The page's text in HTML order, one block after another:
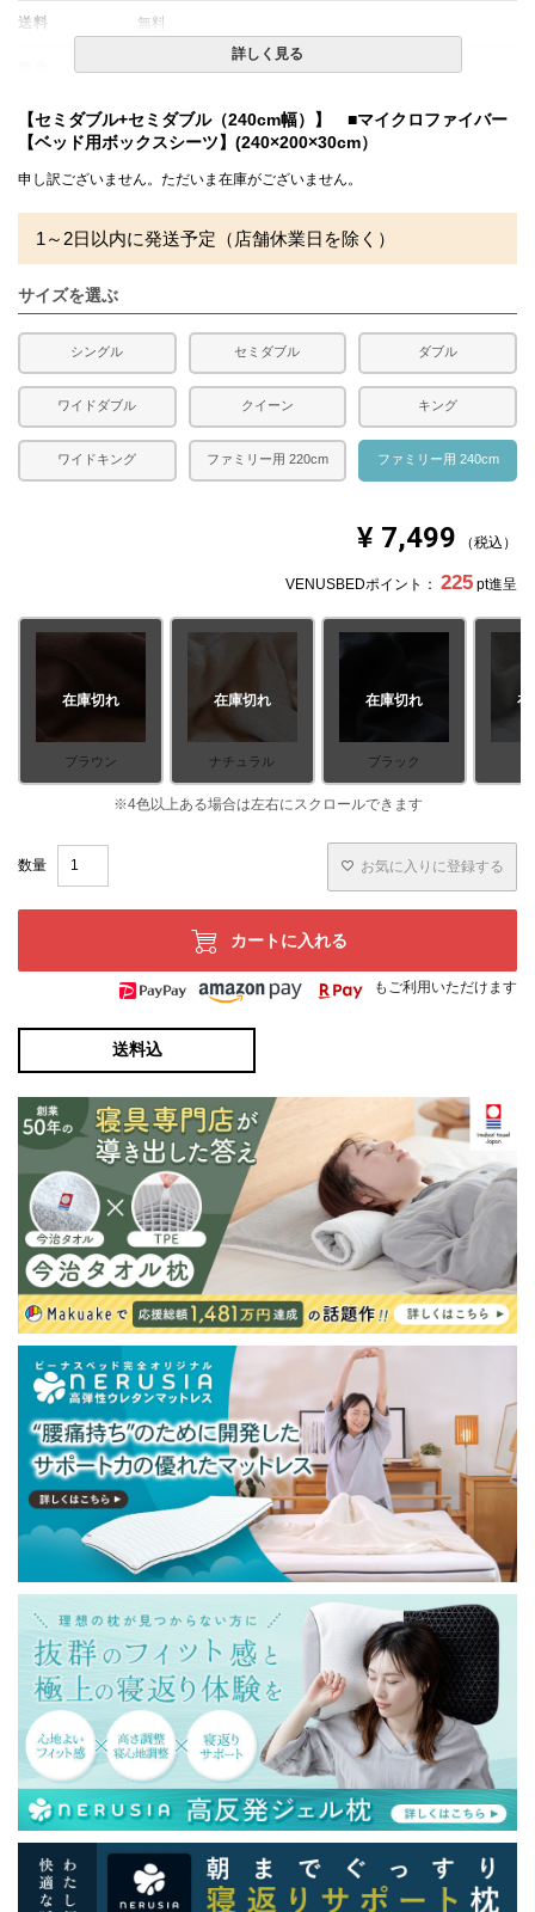
送料 無料
発生する場合がございます。また発送予定も変更になる場
合があります。
・玄関先までのお届けとなります。
・商品が到着いたしましたら、梱包材に著しい破れや、箱
に穴など破損がないか点検をお願いいたします。万が一、
商品に破損がある場合は、ご連絡くださいますようお願い
申し上げます。
詳しく見る
【セミダブル+セミダブル（240cm幅）】 ■マイクロファイバー
【ベッド用ボックスシーツ】(240×200×30cm）
申し訳ございません。ただいま在庫がございません。
1～2日以内に発送予定（店舗休業日を除く）
サイズを選ぶ
シングル セミダブル ダブル
ワイドダブル クイーン キング
ワイドキング ファミリー用 220cm ファミリー用 240cm
¥ 7,499 税込
VENUSBEDポイント： 225 pt進呈
ブラウン
在庫切れ
ナチュラル
在庫切れ
ブラック
在庫切れ 在
お気に入りに登録する
カートに入れる
もご利用いただけます
送料込